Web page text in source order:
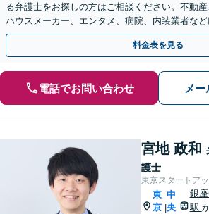
る弁護士をお探しの方はご相談ください。不動産
ハウスメーカー、エンタメ、病院、内装業者な
経験を活かしアドバイス【日本橋駅2分】【WEB
料金表を見る
電話でお問い合わせ メ
宮地 政和
護士
東京スタートア
東
京 |
中
央
銀
駅